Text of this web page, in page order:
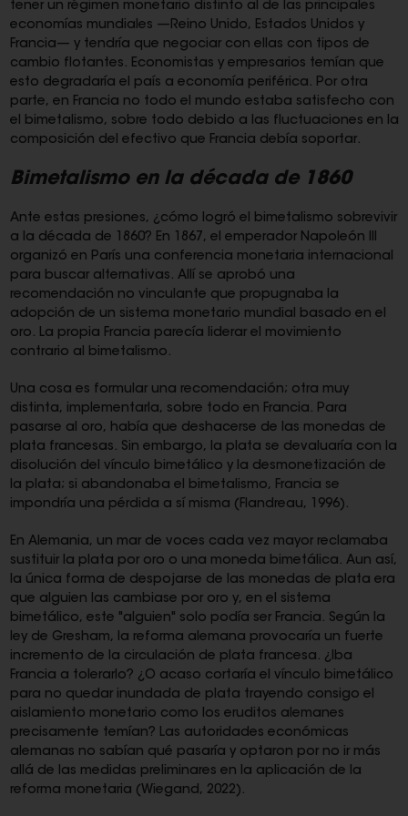
tener un régimen monetario distinto al de las principales
economías mundiales —Reino Unido, Estados Unidos y
Francia— y tendría que negociar con ellas con tipos de
cambio flotantes. Economistas y empresarios temían que
esto degradaría el país a economía periférica. Por otra
parte, en Francia no todo el mundo estaba satisfecho con
el bimetalismo, sobre todo debido a las fluctuaciones en la
composición del efectivo que Francia debía soportar.
Bimetalismo en la década de 1860
Ante estas presiones, ¿cómo logró el bimetalismo sobrevivir
a la década de 1860? En 1867, el emperador Napoleón III
organizó en París una conferencia monetaria internacional
para buscar alternativas. Allí se aprobó una
recomendación no vinculante que propugnaba la
adopción de un sistema monetario mundial basado en el
oro. La propia Francia parecía liderar el movimiento
contrario al bimetalismo.
Una cosa es formular una recomendación; otra muy
distinta, implementarla, sobre todo en Francia. Para
pasarse al oro, había que deshacerse de las monedas de
plata francesas. Sin embargo, la plata se devaluaría con la
disolución del vínculo bimetálico y la desmonetización de
la plata; si abandonaba el bimetalismo, Francia se
impondría una pérdida a sí misma (Flandreau, 1996).
En Alemania, un mar de voces cada vez mayor reclamaba
sustituir la plata por oro o una moneda bimetálica. Aun así,
la única forma de despojarse de las monedas de plata era
que alguien las cambiase por oro y, en el sistema
bimetálico, este "alguien" solo podía ser Francia. Según la
ley de Gresham, la reforma alemana provocaría un fuerte
incremento de la circulación de plata francesa. ¿Iba
Francia a tolerarlo? ¿O acaso cortaría el vínculo bimetálico
para no quedar inundada de plata trayendo consigo el
aislamiento monetario como los eruditos alemanes
precisamente temían? Las autoridades económicas
alemanas no sabían qué pasaría y optaron por no ir más
allá de las medidas preliminares en la aplicación de la
reforma monetaria (Wiegand, 2022).